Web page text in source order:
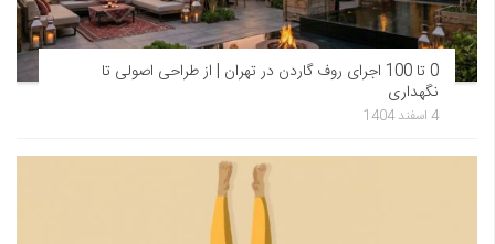
0 تا 100 اجرای روف گاردن در تهران | از طراحی اصولی تا
نگهداری
4 اسفند 1404